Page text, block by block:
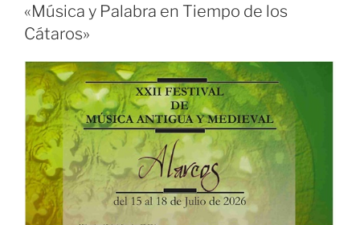
«Música y Palabra en Tiempo de los
Cátaros»